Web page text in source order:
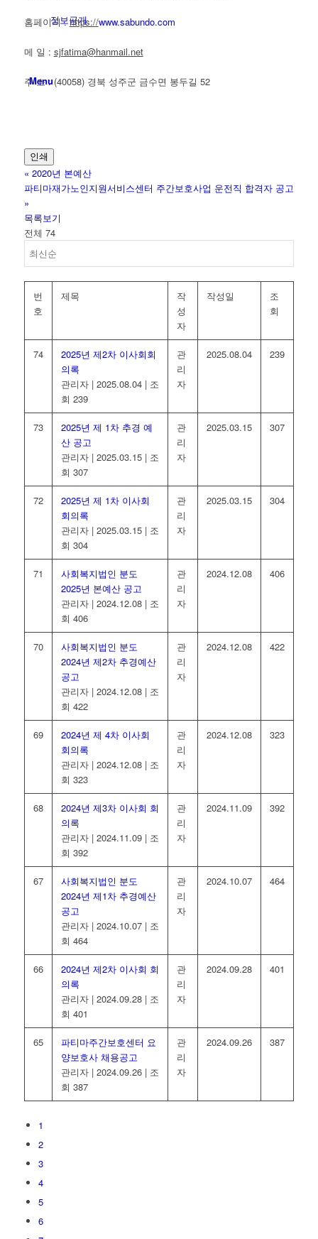
정보공개
Menu
홈페이지 :https://www.sabundo.com
메 일 : sjfatima@hanmail.net
주 소 : (40058) 경북 성주군 금수면 봉두길 52
인쇄
« 2020년 본예산
파티마재가노인지원서비스센터 주간보호사업 운전직 합격자 공고
»
목록보기
전체 74
번
호
제목
작
성
자
작성일
조
회
74
2025년 제2차 이사회회
의록
관리자 | 2025.08.04 | 조
회 239
관
리
자
2025.08.04 239
73
2025년 제 1차 추경 예
산 공고
관리자 | 2025.03.15 | 조
회 307
관
리
자
2025.03.15 307
72
2025년 제 1차 이사회
회의록
관리자 | 2025.03.15 | 조
회 304
관
리
자
2025.03.15 304
71
사회복지법인 분도
2025년 본예산 공고
관리자 | 2024.12.08 | 조
회 406
관
리
자
2024.12.08 406
70
사회복지법인 분도
2024년 제2차 추경예산
공고
관리자 | 2024.12.08 | 조
회 422
관
리
자
2024.12.08 422
69
2024년 제 4차 이사회
회의록
관리자 | 2024.12.08 | 조
회 323
관
리
자
2024.12.08 323
68
2024년 제3차 이사회 회
의록
관리자 | 2024.11.09 | 조
회 392
관
리
자
2024.11.09 392
67
사회복지법인 분도
2024년 제1차 추경예산
공고
관리자 | 2024.10.07 | 조
회 464
관
리
자
2024.10.07 464
66
2024년 제2차 이사회 회
의록
관리자 | 2024.09.28 | 조
회 401
관
리
자
2024.09.28 401
65
파티마주간보호센터 요
양보호사 채용공고
관리자 | 2024.09.26 | 조
회 387
관
리
자
2024.09.26 387
1
2
3
4
5
6